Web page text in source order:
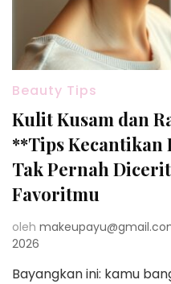
Beauty Tips
Kulit Kusam dan
**Tips Kecantikan
Tak Pernah
Favoritmu
oleh
2026
Bayangkan ini: kamu